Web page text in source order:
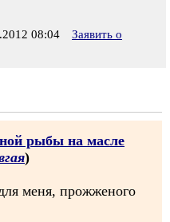
08:04
Заявить о
рыбы на масле
)
меня, прожженого